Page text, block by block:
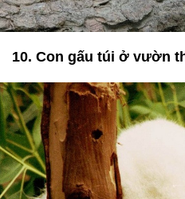
10. Con gấu túi ở vườn